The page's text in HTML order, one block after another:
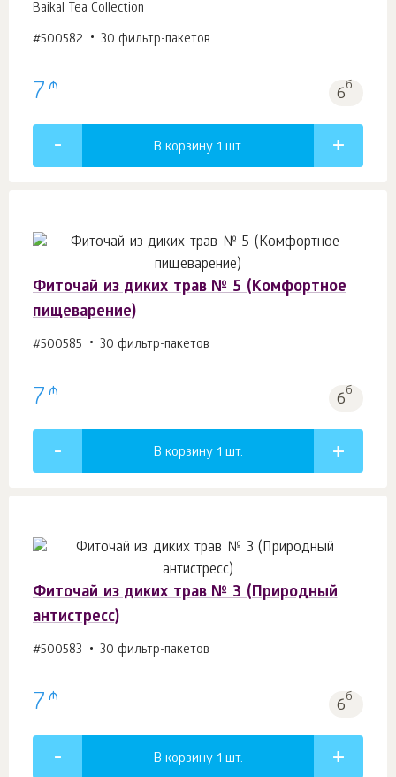
Baikal Tea Collection
#500582 30 фильтр-пакетов
7 ₼ 6б.
В корзину 1 шт.
Фиточай из диких трав № 5 (Комфортное
пищеварение)
#500585 30 фильтр-пакетов
7 ₼ 6б.
В корзину 1 шт.
Фиточай из диких трав № 3 (Природный
антистресс)
#500583 30 фильтр-пакетов
7 ₼ 6б.
В корзину 1 шт.